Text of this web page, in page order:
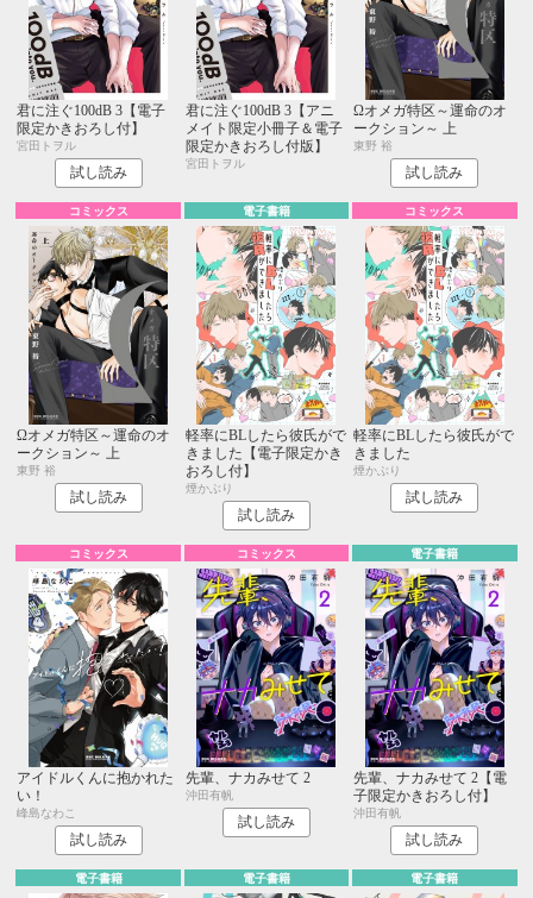
君に注ぐ100dB 3【電子
限定かきおろし付】
宮田トヲル
試し読み
君に注ぐ100dB 3【アニ
メイト限定小冊子＆電子
限定かきおろし付版】
宮田トヲル
Ωオメガ特区～運命のオ
ークション～ 上
東野 裕
試し読み
コミックス
Ωオメガ特区～運命のオ
ークション～ 上
東野 裕
試し読み
電子書籍
軽率にBLしたら彼氏がで
きました【電子限定かき
おろし付】
煙かぶり
試し読み
コミックス
軽率にBLしたら彼氏がで
きました
煙かぶり
試し読み
コミックス
アイドルくんに抱かれた
い！
峰島なわこ
試し読み
コミックス
先輩、ナカみせて 2
沖田有帆
試し読み
電子書籍
先輩、ナカみせて 2【電
子限定かきおろし付】
沖田有帆
試し読み
電子書籍 電子書籍 電子書籍